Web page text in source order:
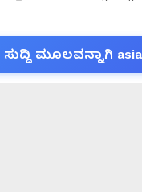
ಮೂಲವನ್ನಾಗಿ